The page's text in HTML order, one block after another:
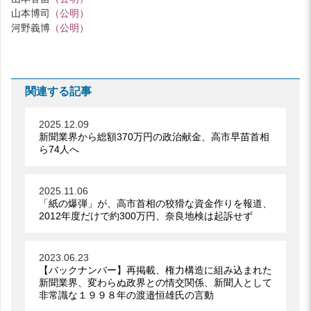
山本博司
（公明）
河野義博 （公明）
関連する記事
2025.12.09
新聞業界から総額370万円の政治献金、高市早苗首相
ら74人へ
2025.11.06
「紙の爆弾」が、高市首相の狡猾な資金作りを報道、
2012年度だけで約300万円、奈良地検は起訴せず
2023.06.23
【バックナンバー】再掲載、権力構造に組み込まれた
新聞業界、変わらぬ政界との情交関係、新聞人として
非常識な１９９８年の渡邉恒雄氏の言動